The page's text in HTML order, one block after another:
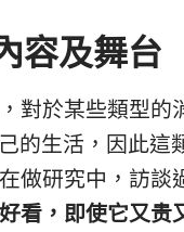
容及舞台
對於某些類型的
的生活，因此這
做研究中，訪談
看，即使它又贵